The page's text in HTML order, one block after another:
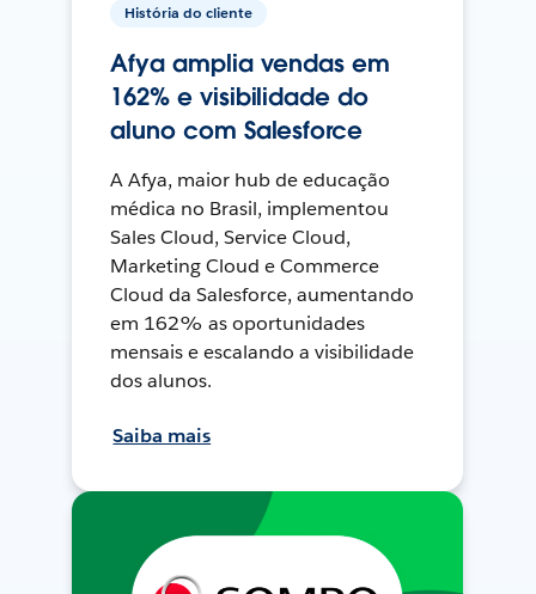
História do cliente
Afya amplia vendas em
162% e visibilidade do
aluno com Salesforce
A Afya, maior hub de educação
médica no Brasil, implementou
Sales Cloud, Service Cloud,
Marketing Cloud e Commerce
Cloud da Salesforce, aumentando
em 162% as oportunidades
mensais e escalando a visibilidade
dos alunos.
Saiba mais